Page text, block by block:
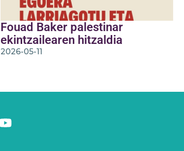
Fouad Baker palestinar
ekintzailearen hitzaldia
2026-05-11